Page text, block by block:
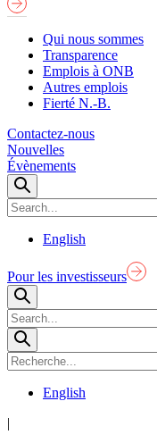
Qui nous sommes
Transparence
Emplois à ONB
Autres emplois
Fierté N.-B.
Contactez-nous
Nouvelles
Évènements
English
Pour les investisseurs
English
|